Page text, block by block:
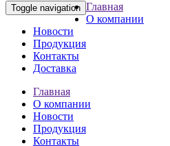
Toggle navigation Главная
О компании
Новости
Продукция
Контакты
Доставка
Главная
О компании
Новости
Продукция
Контакты